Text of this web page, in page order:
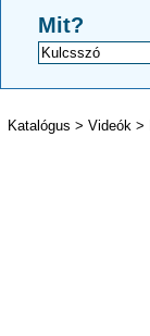
Mit?
Katalógus > Videók >